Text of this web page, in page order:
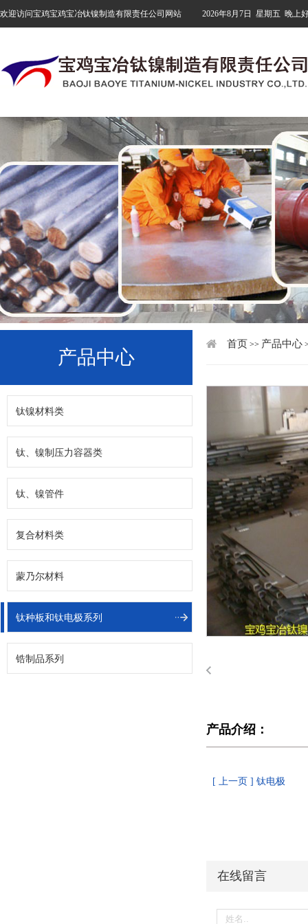
欢迎访问宝鸡宝鸡宝冶钛镍制造有限责任公司网站 2026年8月7日 星期五 晚上
产品中心
钛镍材料类
钛、镍制压力容器类
钛、镍管件
复合材料类
蒙乃尔材料
钛种板和钛电极系列
锆制品系列
首页 >> 产品中心
产品介绍：
[ 上一页 ] 钛电极
在线留言